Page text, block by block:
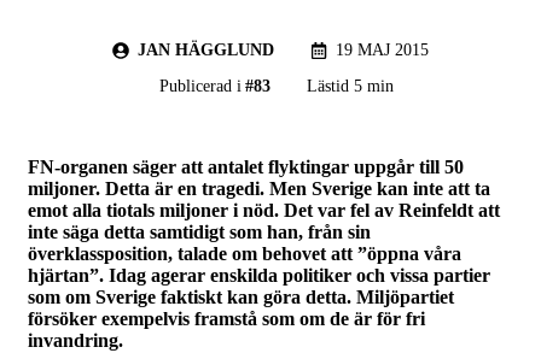
JAN HÄGGLUND
19 MAJ 2015
Publicerad i #83 Lästid 5 min
FN-organen säger att antalet flyktingar uppgår till 50
miljoner. Detta är en tragedi. Men Sverige kan inte att ta
emot alla tiotals miljoner i nöd. Det var fel av Reinfeldt att
inte säga detta samtidigt som han, från sin
överklassposition, talade om behovet att ”öppna våra
hjärtan”. Idag agerar enskilda politiker och vissa partier
som om Sverige faktiskt kan göra detta. Miljöpartiet
försöker exempelvis framstå som om de är för fri
invandring.